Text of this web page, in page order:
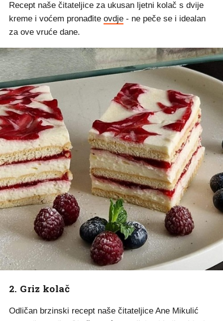
Recept naše čitateljice za ukusan ljetni kolač s dvije
kreme i voćem pronađite ovdje - ne peče se i idealan
za ove vruće dane.
2. Griz kolač
Odličan brzinski recept naše čitateljice Ane Mikulić